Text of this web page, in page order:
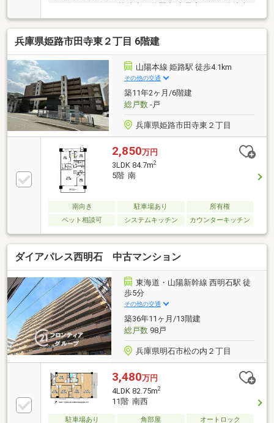
ンビニ、スーパー等徒歩10分圏内 ◇最寄りバス停徒歩
1分、姫路駅までバス乗車約22分
兵庫県姫路市田寺東２丁目 6階建
山陽本線 姫路駅 徒歩4.1km
その他の交通
築11年2ヶ月/6階建
総戸数-戸
兵庫県姫路市田寺東２丁目
2,850万円
3LDK 84.7m2
5階 南
南向き 駐車場あり
所有権
ペット相談可
システムキッチン カウンターキッチン
ダイアパレス西明石 中古マンション
東海道・山陽新幹線 西明石駅 徒
歩5分
その他の交通
築36年11ヶ月/13階建
総戸数98戸
兵庫県明石市松の内２丁目
3,480万円
4LDK 82.75m2
11階 南西
駐車場あり 角部屋 オートロック